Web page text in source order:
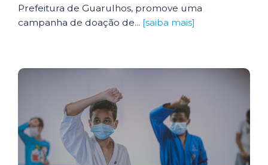
Prefeitura de Guarulhos, promove uma
campanha de doação de... [saiba mais]